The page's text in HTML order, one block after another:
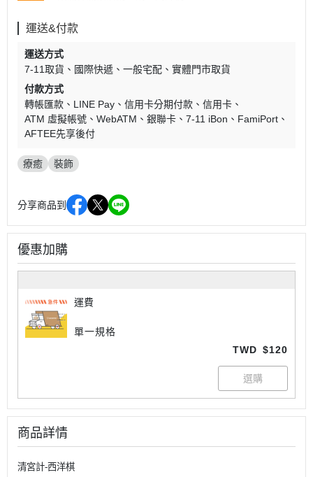
運送&付款
運送方式
7-11取貨
國際快遞 一般宅配
實體門市取貨
付款方式
轉帳匯款
LINE Pay 信用卡分期付款
信用卡
ATM 虛擬帳號
WebATM 銀聯卡 7-11 iBon
FamiPort
AFTEE先享後付
療癒 裝飾
分享商品到
優惠加購
運費
單一規格
TWD $120
商品詳情
清宮計-西洋棋